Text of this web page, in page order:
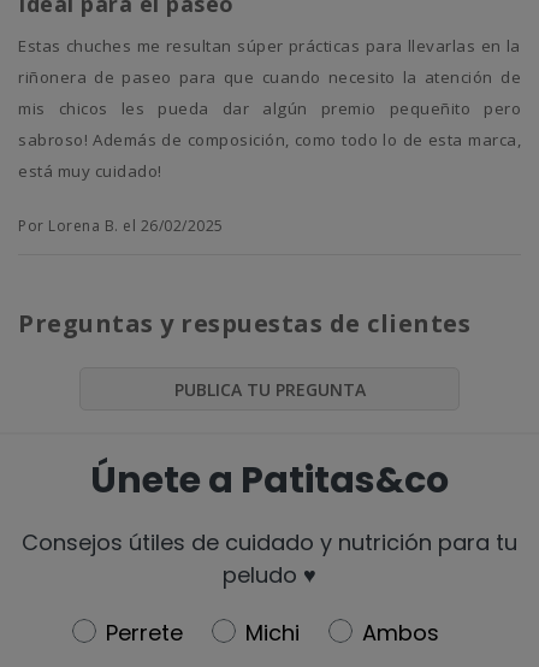
Estas chuches me resultan súper prácticas para llevarlas en la
riñonera de paseo para que cuando necesito la atención de
mis chicos les pueda dar algún premio pequeñito pero
sabroso! Además de composición, como todo lo de esta marca,
está muy cuidado!
Por Lorena B. el 26/02/2025
Preguntas y respuestas de clientes
PUBLICA TU PREGUNTA
Únete a Patitas&co
Consejos útiles de cuidado y nutrición para tu
peludo ♥️
Newsletter
Perrete Michi
Ambos